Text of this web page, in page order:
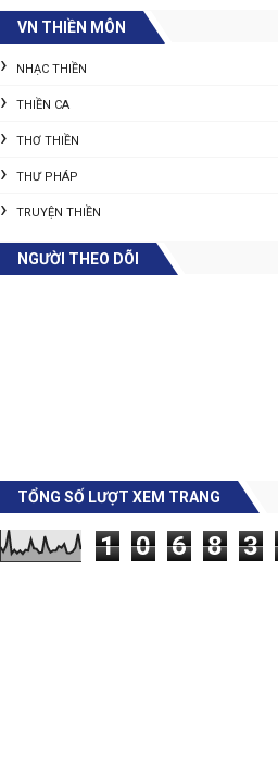
VN THIỀN MÔN
NHẠC THIỀN
THIỀN CA
THƠ THIỀN
THƯ PHÁP
TRUYỆN THIỀN
NGƯỜI THEO DÕI
TỔNG SỐ LƯỢT XEM TRANG
1 0 6 8 3